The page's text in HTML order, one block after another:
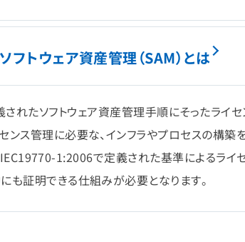
トウェア資産管理（SAM）とは
たソフトウェア資産管理手順にそったライセ
ンス管理に必要な、インフラやプロセスの構築
IEC19770-1:2006で定義された基準によるライ
も証明できる仕組みが必要となります。